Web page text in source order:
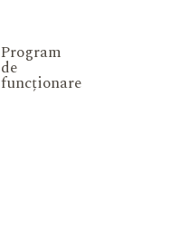
Program
de
funcționare